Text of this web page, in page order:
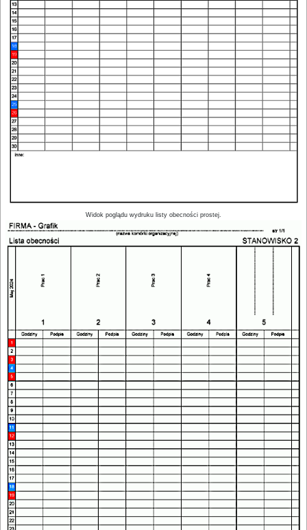
Widok poglądu wydruku listy obecności prostej.